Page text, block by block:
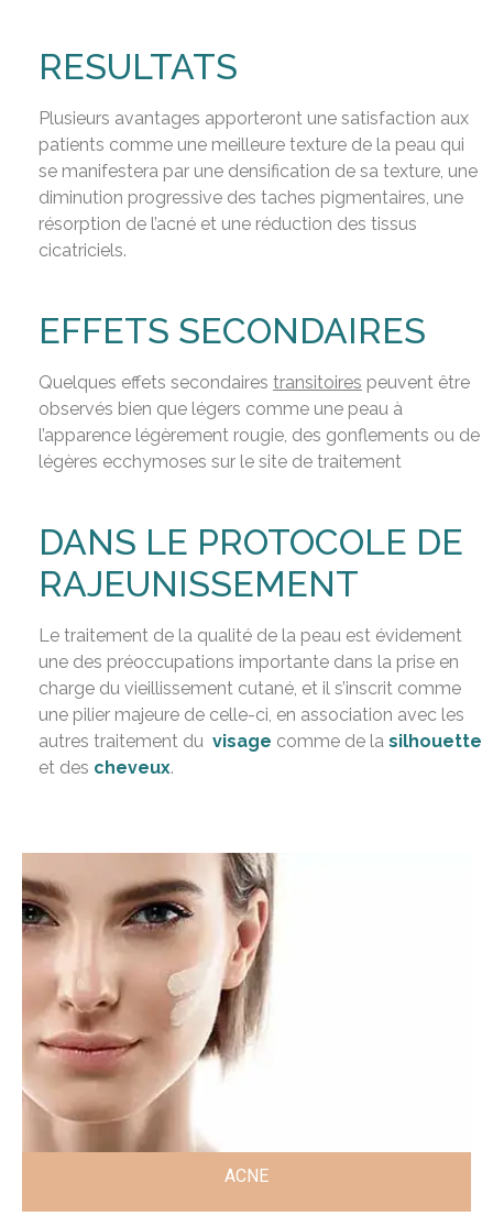
RESULTATS
Plusieurs avantages apporteront une satisfaction aux
patients comme une meilleure texture de la peau qui
se manifestera par une densification de sa texture, une
diminution progressive des taches pigmentaires, une
résorption de l’acné et une réduction des tissus
cicatriciels.
EFFETS SECONDAIRES
Quelques effets secondaires transitoires peuvent être
observés bien que légers comme une peau à
l’apparence légèrement rougie, des gonflements ou de
légères ecchymoses sur le site de traitement
DANS LE PROTOCOLE DE
RAJEUNISSEMENT
Le traitement de la qualité de la peau est évidement
une des préoccupations importante dans la prise en
charge du vieillissement cutané, et il s’inscrit comme
une pilier majeure de celle-ci, en association avec les
autres traitement du visage comme de la silhouette
et des cheveux.
ACNE